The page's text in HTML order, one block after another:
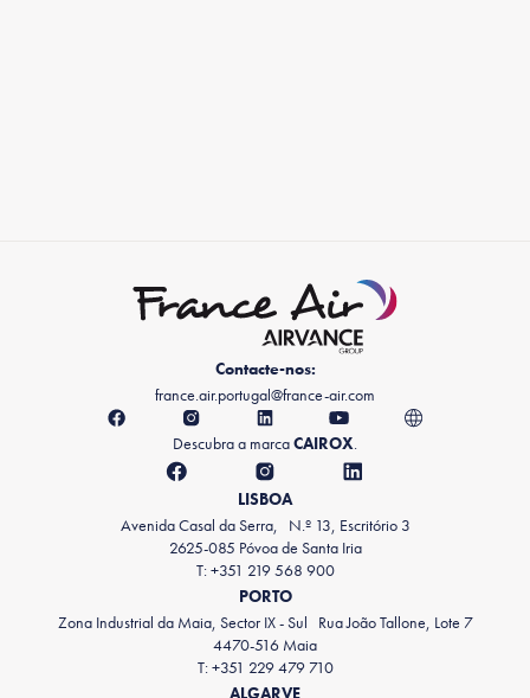
Contacte-nos:
france.air.portugal@france-air.com
Descubra a marcaCAIROX.
LISBOA
Avenida Casal da Serra, N.º 13, Escritório 3
2625-085 Póvoa de Santa Iria
T: +351 219 568 900
PORTO
Zona Industrial da Maia, Sector IX - Sul Rua João Tallone, Lote 7
4470-516 Maia
T: +351 229 479 710
ALGARVE